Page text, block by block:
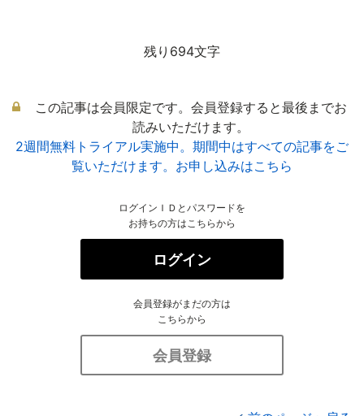
残り694文字
この記事は会員限定です。会員登録すると最後までお
読みいただけます。
2週間無料トライアル実施中。期間中はすべての記事をご
覧いただけます。お申し込みはこちら
ログインＩＤとパスワードを
お持ちの方はこちらから
ログイン
会員登録がまだの方は
こちらから
会員登録